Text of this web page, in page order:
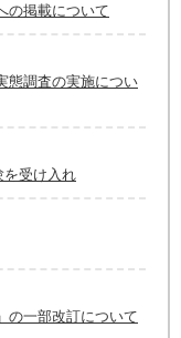
の掲載について
態調査の実施につい
を受け入れ
の一部改訂について